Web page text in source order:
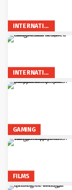
INTERNATIONAL
INTERNATIONAL
GAMING
FILMS